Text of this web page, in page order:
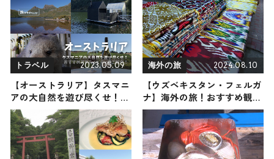
トラベル 2023.05.09
【オーストラリア】タスマニ
アの大自然を遊び尽くせ！お
すすめアクティビティのご紹
介！
海外の旅 2024.08.10
【ウズベキスタン・フェルガ
ナ】海外の旅！おすすめ観光
スポットやグルメをリポート
2024年8月10日放送